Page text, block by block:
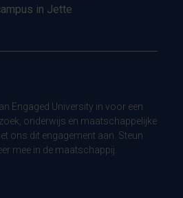
in Jette
Engaged University in voor een
onderwijs en maatschappelijke
ons dit engagement aan. Steun
mee in de maatschappij.